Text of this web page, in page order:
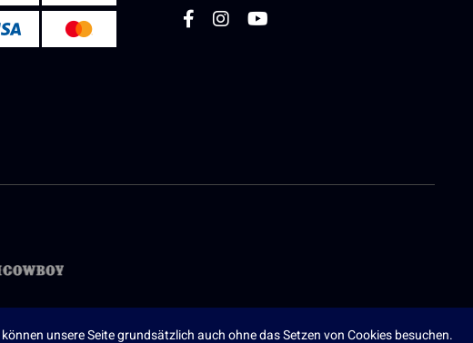
unsere Seite grundsätzlich auch ohne das Setzen von Cookies besuchen.